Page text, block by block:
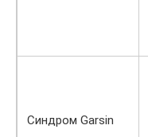
Синдром Garsin